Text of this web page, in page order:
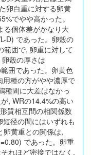
卵白重に対する卵黄
でやや高かった。
る個体差がかなり大
D) であった。卵殼の
範囲で, 卵重に対して
殼の厚さは
囲であった。卵黄色
種の方がやや濃厚で
種間に大差はなかっ
, WRの14.4%の高い
質相互間の相関係数
径の間にはいずれも
卵黄重との関係は,
であった。卵重
れほど密接ではなく,